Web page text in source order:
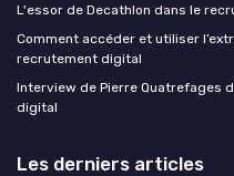
L'essor de Decathlon dans le
Comment accéder et utiliser
recrutement digital
Interview de Pierre Quatrefages
digital
Les derniers articles